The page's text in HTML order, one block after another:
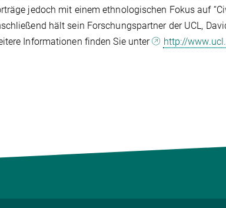
jedoch mit einem ethnologischen Fokus auf
hält sein Forschungspartner der UCL,
Informationen finden Sie unter
http://